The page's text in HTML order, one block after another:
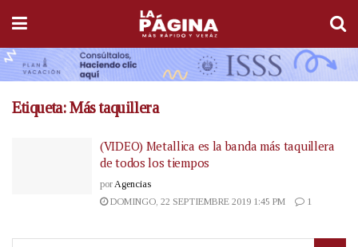
Etiqueta:Más taquillera
(VIDEO) Metallica es la banda más taquillera
de todos los tiempos
por Agencias
DOMINGO, 22 SEPTIEMBRE 2019 1:45 PM
1